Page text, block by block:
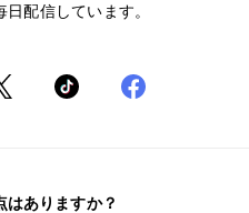
配信しています。
はありますか？